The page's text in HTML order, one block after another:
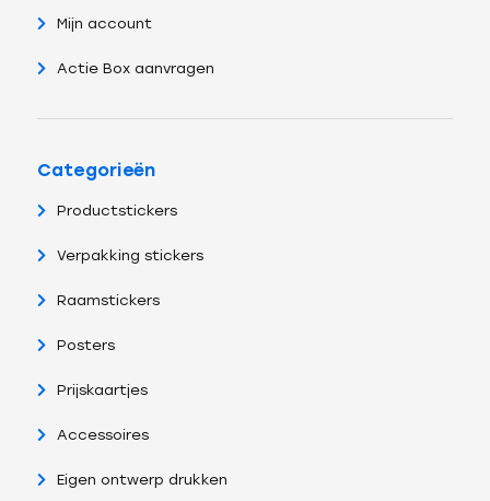
Mijn account
Actie Box aanvragen
Categorieën
Productstickers
Verpakking stickers
Raamstickers
Posters
Prijskaartjes
Accessoires
Eigen ontwerp drukken